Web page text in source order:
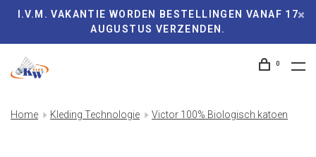
I.V.M. VAKANTIE WORDEN BESTELLINGEN VANAF 17
AUGUSTUS VERZENDEN.
0
Home Kleding Technologie Victor 100% Biologisch katoen